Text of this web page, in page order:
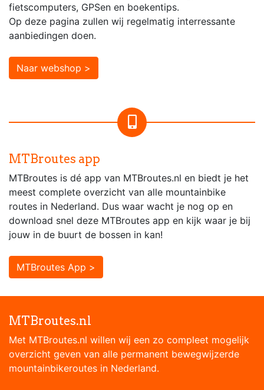
fietscomputers, GPSen en boekentips.
Op deze pagina zullen wij regelmatig interressante
aanbiedingen doen.
Naar webshop >
MTBroutes app
MTBroutes is dé app van MTBroutes.nl en biedt je het
meest complete overzicht van alle mountainbike
routes in Nederland. Dus waar wacht je nog op en
download snel deze MTBroutes app en kijk waar je bij
jouw in de buurt de bossen in kan!
MTBroutes App >
MTBroutes.nl
Met MTBroutes.nl willen wij een zo compleet mogelijk
overzicht geven van alle permanent bewegwijzerde
mountainbikeroutes in Nederland.